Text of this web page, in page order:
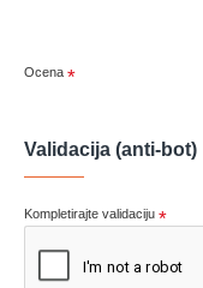
Ocena
Validacija (anti-bot)
Kompletirajte validaciju